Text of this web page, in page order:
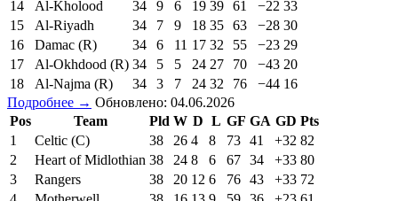
14
Al-Kholood 34 9 6 19 39 61 −22 33
15
Al-Riyadh 34 7 9 18 35 63 −28 30
16
Damac (R) 34 6 11 17 32 55 −23 29
17
Al-Okhdood (R) 34 5 5 24 27 70 −43 20
18
Al-Najma (R) 34 3 7 24 32 76 −44 16
Подробнее → Обновлено: 04.06.2026
Pos
Team Pld W D L GF GA GD Pts
1
Celtic (C) 38 26 4 8 73 41 +32 82
2
Heart of Midlothian 38 24 8 6 67 34 +33 80
3
Rangers 38 20 12 6 76 43 +33 72